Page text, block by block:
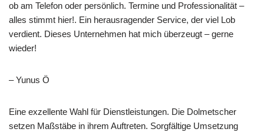
ob am Telefon oder persönlich. Termine und Professionalität –
alles stimmt hier!. Ein herausragender Service, der viel Lob
verdient. Dieses Unternehmen hat mich überzeugt – gerne
wieder!
– Yunus Ö
Eine exzellente Wahl für Dienstleistungen. Die Dolmetscher
setzen Maßstäbe in ihrem Auftreten. Sorgfältige Umsetzung